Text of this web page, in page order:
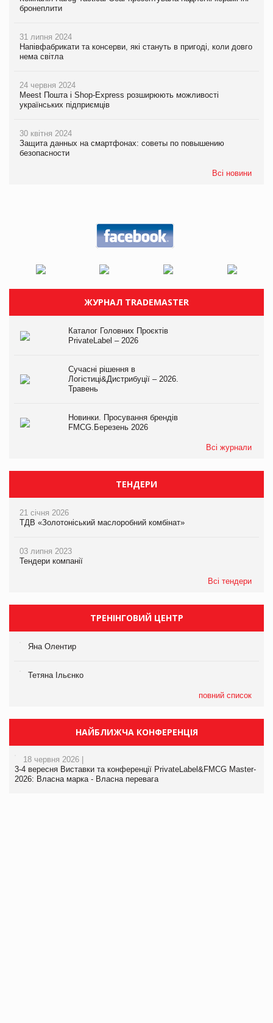
бронеплити
31 липня 2024
Напівфабрикати та консерви, які стануть в пригоді, коли довго
нема світла
24 червня 2024
Meest Пошта і Shop-Express розширюють можливості
українських підприємців
30 квітня 2024
Защита данных на смартфонах: советы по повышению
безопасности
Всі новини
ЖУРНАЛ TRADEMASTER
Каталог Головних Проєктів
PrivateLabel – 2026
Сучасні рішення в
Логістиці&Дистрибуції – 2026.
Травень
Новинки. Просування брендів
FMCG.Березень 2026
Всі журнали
ТЕНДЕРИ
21 січня 2026
ТДВ «Золотоніський маслоробний комбінат»
03 липня 2023
Тендери компанії
Всі тендери
ТРЕНІНГОВИЙ ЦЕНТР
Яна Олентир
Тетяна Ільєнко
повний список
НАЙБЛИЖЧА КОНФЕРЕНЦІЯ
18 червня 2026 |
3-4 вересня Виставки та конференції PrivateLabel&FMCG Master-
2026: Власна марка - Власна перевага